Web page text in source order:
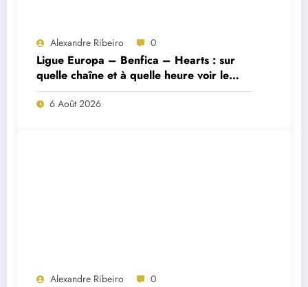
Alexandre Ribeiro 0
Ligue Europa – Benfica – Hearts : sur
quelle chaîne et à quelle heure voir le
match ?
6 Août 2026
Alexandre Ribeiro 0